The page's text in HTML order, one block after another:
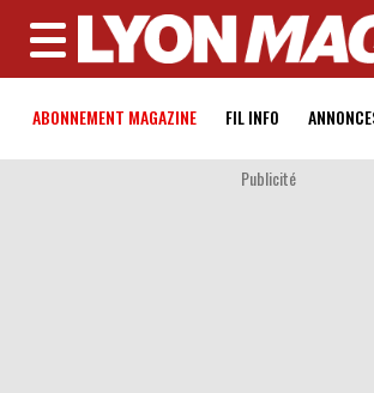
MENU
ABONNEMENT MAGAZINE FIL INFO
Publicité